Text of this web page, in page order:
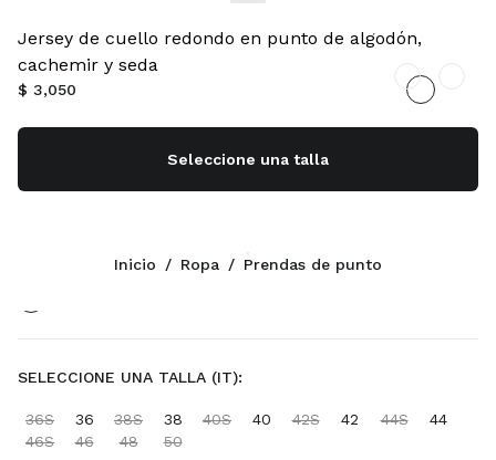
Jersey de cuello redondo en punto de algodón,
cachemir y seda
$ 3,050
Seleccione una talla
White/Cocoa Brown
SELECCIONE UNA TALLA (IT):
36S 36 38S 38 40S 40 42S 42 44S
44
46S
46 48 50
Inicio / Ropa / Prendas de punto
CONTACTOS
1-888-964-8648
Escríbanos Por WhatsApp